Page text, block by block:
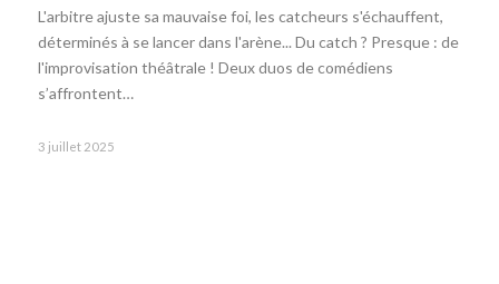
L'arbitre ajuste sa mauvaise foi, les catcheurs s'échauffent,
déterminés à se lancer dans l'arène... Du catch ? Presque : de
l'improvisation théâtrale ! Deux duos de comédiens
s’affrontent…
3 juillet 2025